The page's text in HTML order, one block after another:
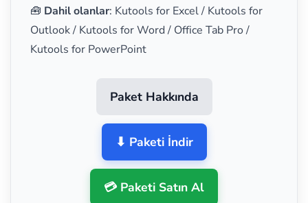
🧰 Dahil olanlar: Kutools for Excel / Kutools for
Outlook / Kutools for Word / Office Tab Pro /
Kutools for PowerPoint
Paket Hakkında
⬇ Paketi İndir
💳 Paketi Satın Al